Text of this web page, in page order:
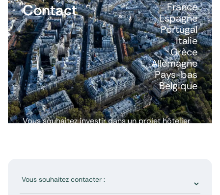
Contact
France
Espagne
Portugal
Italie
Grèce
Allemagne
Pays-bas
Belgique
Vous souhaitez investir dans un projet hôtelier